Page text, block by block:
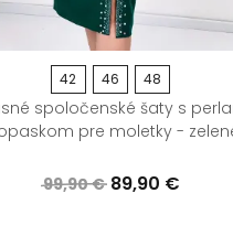
42 46 48
spoločenské šaty s
pre moletky -
99,90 € 89,90 €